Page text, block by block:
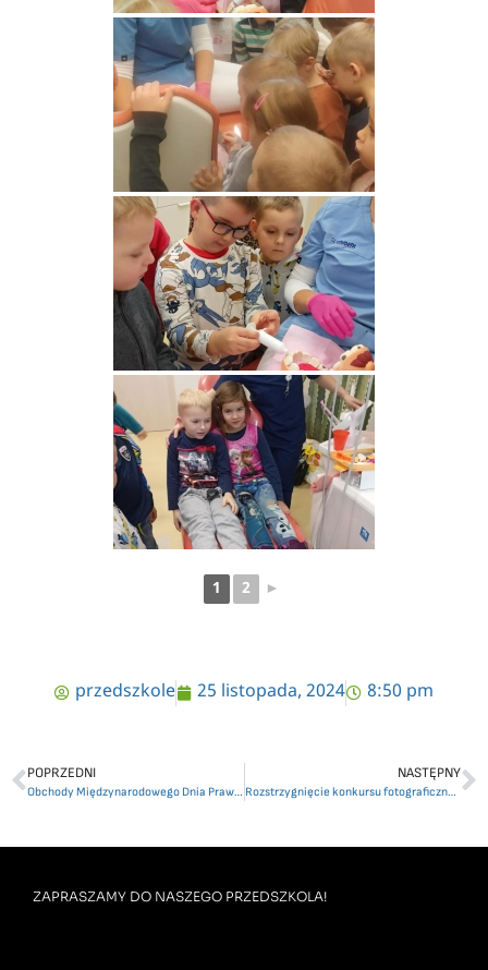
1 2 ►
przedszkole 25 listopada, 2024 8:50 pm
POPRZEDNI
Obchody Międzynarodowego Dnia Praw Dziecka w naszym przedszkolu
NASTĘPNY
Rozstrzygnięcie konkursu fotograficznego
ZAPRASZAMY DO NASZEGO PRZEDSZKOLA!